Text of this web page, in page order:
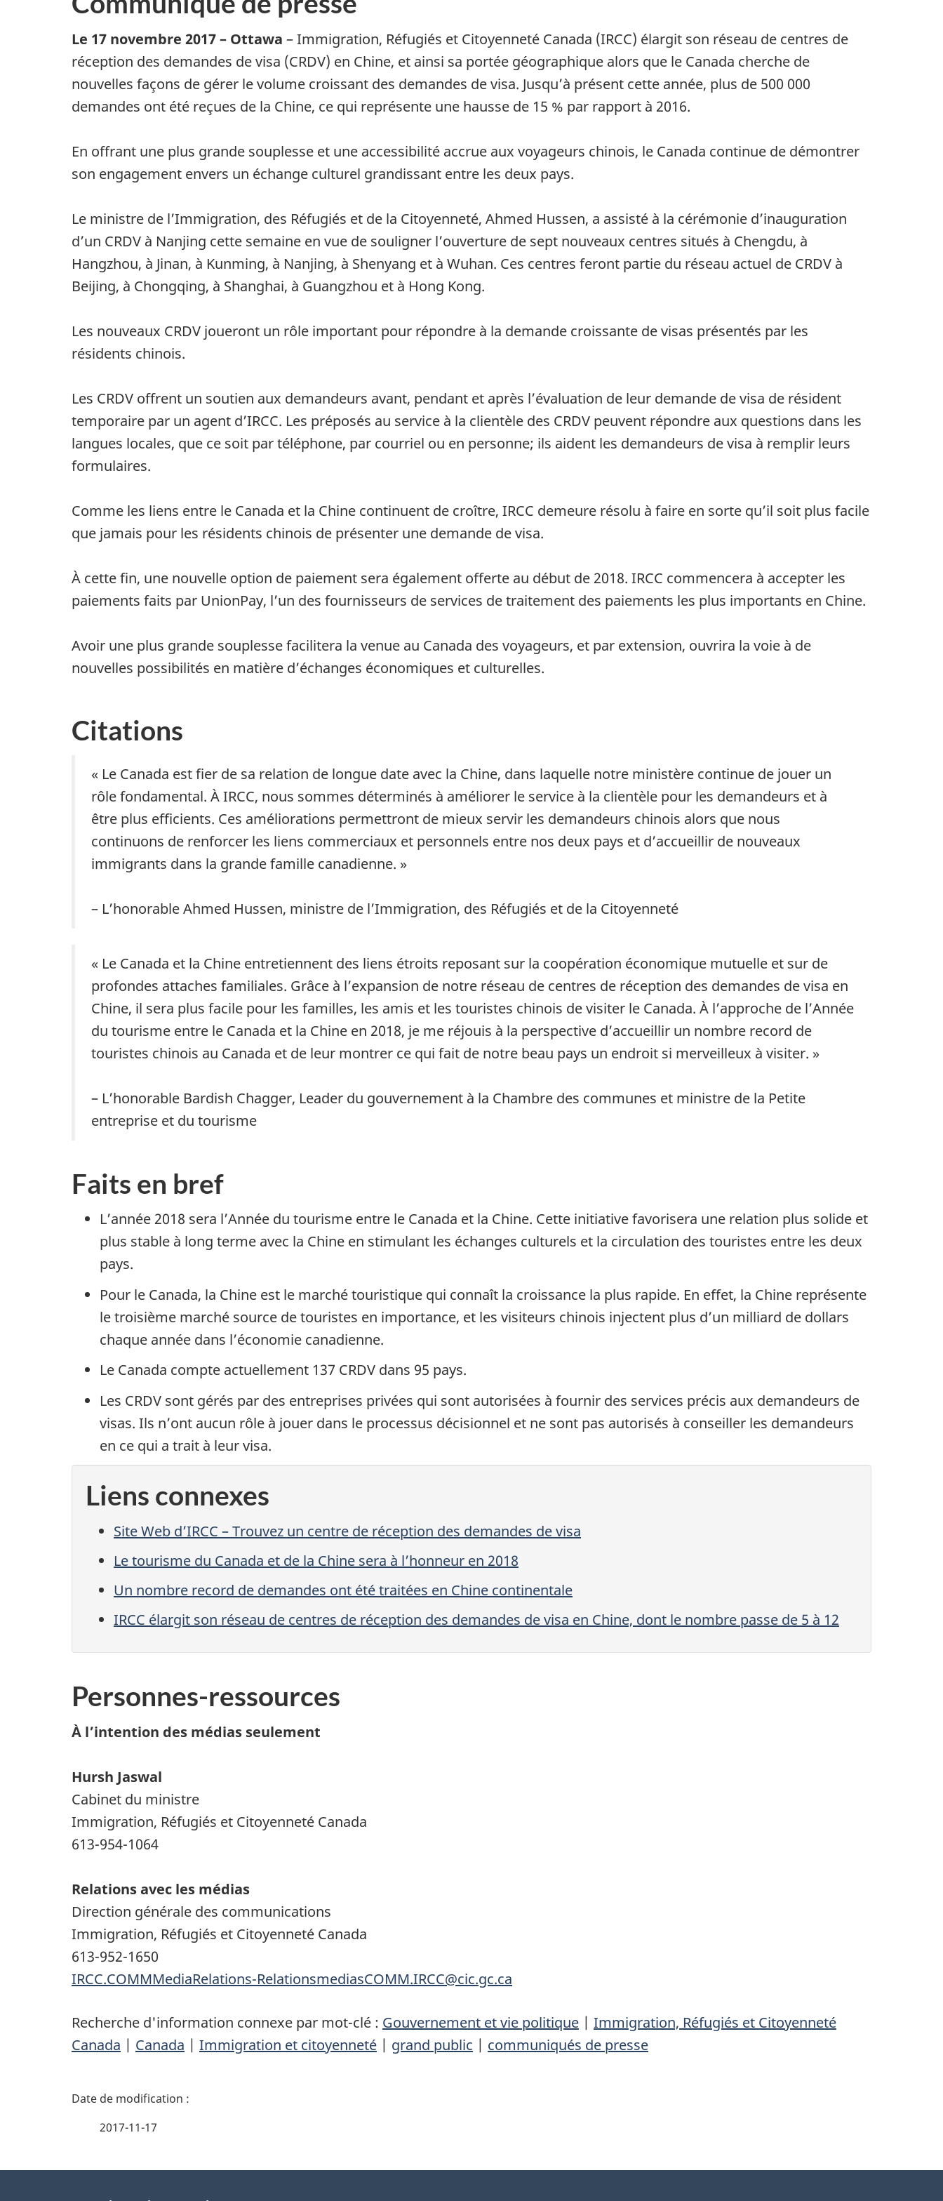
Le 17 novembre 2017 – Ottawa – Immigration, Réfugiés et Citoyenneté Canada (IRCC) élargit son réseau de centres de
réception des demandes de visa (CRDV) en Chine, et ainsi sa portée géographique alors que le Canada cherche de
nouvelles façons de gérer le volume croissant des demandes de visa. Jusqu’à présent cette année, plus de 500 000
demandes ont été reçues de la Chine, ce qui représente une hausse de 15 % par rapport à 2016.
En offrant une plus grande souplesse et une accessibilité accrue aux voyageurs chinois, le Canada continue de démontrer
son engagement envers un échange culturel grandissant entre les deux pays.
Le ministre de l’Immigration, des Réfugiés et de la Citoyenneté, Ahmed Hussen, a assisté à la cérémonie d’inauguration
d’un CRDV à Nanjing cette semaine en vue de souligner l’ouverture de sept nouveaux centres situés à Chengdu, à
Hangzhou, à Jinan, à Kunming, à Nanjing, à Shenyang et à Wuhan. Ces centres feront partie du réseau actuel de CRDV à
Beijing, à Chongqing, à Shanghai, à Guangzhou et à Hong Kong.
Les nouveaux CRDV joueront un rôle important pour répondre à la demande croissante de visas présentés par les
résidents chinois.
Les CRDV offrent un soutien aux demandeurs avant, pendant et après l’évaluation de leur demande de visa de résident
temporaire par un agent d’IRCC. Les préposés au service à la clientèle des CRDV peuvent répondre aux questions dans les
langues locales, que ce soit par téléphone, par courriel ou en personne; ils aident les demandeurs de visa à remplir leurs
formulaires.
Comme les liens entre le Canada et la Chine continuent de croître, IRCC demeure résolu à faire en sorte qu’il soit plus facile
que jamais pour les résidents chinois de présenter une demande de visa.
À cette fin, une nouvelle option de paiement sera également offerte au début de 2018. IRCC commencera à accepter les
paiements faits par UnionPay, l’un des fournisseurs de services de traitement des paiements les plus importants en Chine.
Avoir une plus grande souplesse facilitera la venue au Canada des voyageurs, et par extension, ouvrira la voie à de
nouvelles possibilités en matière d’échanges économiques et culturelles.
Citations
« Le Canada est fier de sa relation de longue date avec la Chine, dans laquelle notre ministère continue de jouer un
rôle fondamental. À IRCC, nous sommes déterminés à améliorer le service à la clientèle pour les demandeurs et à
être plus efficients. Ces améliorations permettront de mieux servir les demandeurs chinois alors que nous
continuons de renforcer les liens commerciaux et personnels entre nos deux pays et d’accueillir de nouveaux
immigrants dans la grande famille canadienne. »
– L’honorable Ahmed Hussen, ministre de l’Immigration, des Réfugiés et de la Citoyenneté
« Le Canada et la Chine entretiennent des liens étroits reposant sur la coopération économique mutuelle et sur de
profondes attaches familiales. Grâce à l’expansion de notre réseau de centres de réception des demandes de visa en
Chine, il sera plus facile pour les familles, les amis et les touristes chinois de visiter le Canada. À l’approche de l’Année
du tourisme entre le Canada et la Chine en 2018, je me réjouis à la perspective d’accueillir un nombre record de
touristes chinois au Canada et de leur montrer ce qui fait de notre beau pays un endroit si merveilleux à visiter. »
– L’honorable Bardish Chagger, Leader du gouvernement à la Chambre des communes et ministre de la Petite
entreprise et du tourisme
Faits en bref
L’année 2018 sera l’Année du tourisme entre le Canada et la Chine. Cette initiative favorisera une relation plus solide et
plus stable à long terme avec la Chine en stimulant les échanges culturels et la circulation des touristes entre les deux
pays.
Pour le Canada, la Chine est le marché touristique qui connaît la croissance la plus rapide. En effet, la Chine représente
le troisième marché source de touristes en importance, et les visiteurs chinois injectent plus d’un milliard de dollars
chaque année dans l’économie canadienne.
Le Canada compte actuellement 137 CRDV dans 95 pays.
Les CRDV sont gérés par des entreprises privées qui sont autorisées à fournir des services précis aux demandeurs de
visas. Ils n’ont aucun rôle à jouer dans le processus décisionnel et ne sont pas autorisés à conseiller les demandeurs
en ce qui a trait à leur visa.
Liens connexes
Site Web d’IRCC – Trouvez un centre de réception des demandes de visa
Le tourisme du Canada et de la Chine sera à l’honneur en 2018
Un nombre record de demandes ont été traitées en Chine continentale
IRCC élargit son réseau de centres de réception des demandes de visa en Chine, dont le nombre passe de 5 à 12
Personnes-ressources
À l’intention des médias seulement
Hursh Jaswal
Cabinet du ministre
Immigration, Réfugiés et Citoyenneté Canada
613-954-1064
Relations avec les médias
Direction générale des communications
Immigration, Réfugiés et Citoyenneté Canada
613-952-1650
IRCC.COMMMediaRelations-RelationsmediasCOMM.IRCC@cic.gc.ca
Recherche d'information connexe par mot-clé : Gouvernement et vie politique | Immigration, Réfugiés et Citoyenneté
Canada | Canada | Immigration et citoyenneté | grand public | communiqués de presse
D
2017-11-17